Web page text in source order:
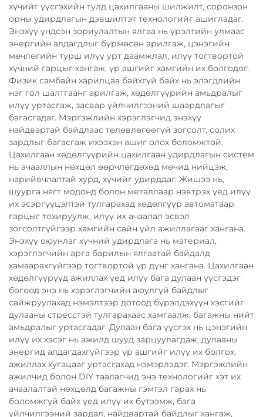
хүчийг үүсгэхийн тулд цахилгааны шилжилт, соронзон
орны удирдлагын дэвшилтэт технологийг ашигладаг.
Энэхүү үндсэн зориулалтын ялгаа нь үрэлтийн улмаас
энергийн алдагдлыг бүрмөсөн арилгаж, цэнэгийн
мөчлөгийн турш илүү урт даамжлал, илүү тогтвортой
хүчний гарцыг хангаж, үр ашгийг хамгийн их болгодог.
Физик самбайн харилцаа байхгүй байх нь элэгдлийн
нэг гол шалтгаанг арилгаж, хөдөлгүүрийн амьдралыг
илүү уртасгаж, засвар үйлчилгээний шаардлагыг
багасгадаг. Мэргэжлийн хэрэглэгчид энэхүү
найдвартай байдлаас төлөвлөгөөгүй зогсолт, солих
зардлыг багасгаж ихээхэн ашиг олох боломжтой.
Цахилгаан хөдөлгүүрийн цахилгаан удирдлагын систем
нь ачааллын нөхцөл өөрчлөгдөхөд мөчид нийцэж,
нарийвчлалтай хурд, хүчийг удирддаг. Жишээ нь,
шуурга нягт модонд болон металлаар нэвтрэх үед илүү
их эсэргүүцэлтэй тулгарахад хөдөлгүүр автоматаар
гарцыг тохируулж, илүү их ачаалал эсвэл
зогсолтгүйгээр хамгийн сайн үйл ажиллагааг хангана.
Энэхүү оюунлаг хүчний удирдлага нь материал,
хэрэглэгчийн арга барилын ялгаатай байдалд
хамаарахгүйгээр тогтвортой үр дүнг хангана. Цахилгаан
хөдөлгүүрүүд ажиллах үед илүү бага дулаан үүсгэдэг
бөгөөд энэ нь хэрэглэгчийн аюулгүй байдлыг
сайжруулахад нэмэлтээр дотоод бүрэлдэхүүн хэсгийг
дулааны стресстэй тулгарахаас хамгаалж, багажны нийт
амьдралыг уртасгадаг. Дулаан бага үүсгэх нь цэнэгийн
илүү их хэсэг нь ажилд шууд зарцуулагдаж, дулааны
энергид алдагдахгүйгээр үр ашгийг илүү их болгох,
ажиллах хугацааг уртасгахад нэмэрлэдэг. Мэргэжлийн
ажилчид болон DIY таалагчид энэ технологийг хэт их
ачаалалтай нөхцөлд багажны гэмтэл гарах нь
боломжгүй байх үед илүү их бүтээмж, бага
үйлчилгээний зардал, найдвартай байдлыг хангаж,